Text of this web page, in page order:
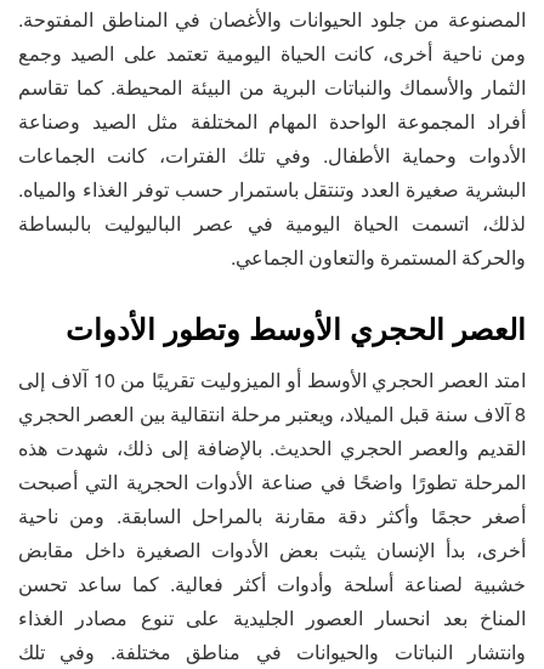
المصنوعة من جلود الحيوانات والأغصان في المناطق المفتوحة.
ومن ناحية أخرى، كانت الحياة اليومية تعتمد على الصيد وجمع
الثمار والأسماك والنباتات البرية من البيئة المحيطة. كما تقاسم
أفراد المجموعة الواحدة المهام المختلفة مثل الصيد وصناعة
الأدوات وحماية الأطفال. وفي تلك الفترات، كانت الجماعات
البشرية صغيرة العدد وتنتقل باستمرار حسب توفر الغذاء والمياه.
لذلك، اتسمت الحياة اليومية في عصر الباليوليت بالبساطة
والحركة المستمرة والتعاون الجماعي.
العصر الحجري الأوسط وتطور الأدوات
امتد العصر الحجري الأوسط أو الميزوليت تقريبًا من 10 آلاف إلى
8 آلاف سنة قبل الميلاد، ويعتبر مرحلة انتقالية بين العصر الحجري
القديم والعصر الحجري الحديث. بالإضافة إلى ذلك، شهدت هذه
المرحلة تطورًا واضحًا في صناعة الأدوات الحجرية التي أصبحت
أصغر حجمًا وأكثر دقة مقارنة بالمراحل السابقة. ومن ناحية
أخرى، بدأ الإنسان يثبت بعض الأدوات الصغيرة داخل مقابض
خشبية لصناعة أسلحة وأدوات أكثر فعالية. كما ساعد تحسن
المناخ بعد انحسار العصور الجليدية على تنوع مصادر الغذاء
وانتشار النباتات والحيوانات في مناطق مختلفة. وفي تلك